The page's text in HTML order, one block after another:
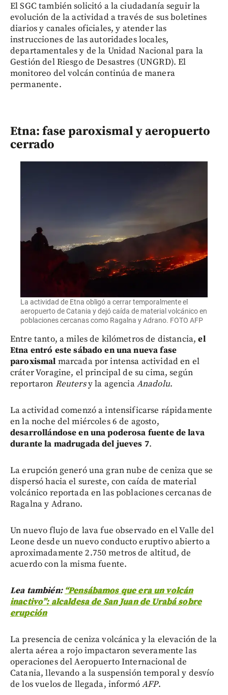
El SGC también solicitó a la ciudadanía seguir la
evolución de la actividad a través de sus boletines
diarios y canales oficiales, y atender las
instrucciones de las autoridades locales,
departamentales y de la Unidad Nacional para la
Gestión del Riesgo de Desastres (UNGRD). El
monitoreo del volcán continúa de manera
permanente.
Etna: fase paroxismal y aeropuerto
cerrado
La actividad de Etna obligó a cerrar temporalmente el
aeropuerto de Catania y dejó caída de material volcánico en
poblaciones cercanas como Ragalna y Adrano. FOTO AFP
Entre tanto, a miles de kilómetros de distancia,el
Etna entró este sábado en una nueva fase
paroxismal marcada por intensa actividad en el
cráter Voragine, el principal de su cima, según
reportaron Reutersy la agenciaAnadolu.
La actividad comenzó a intensificarse rápidamente
en la noche del miércoles 6 de agosto,
desarrollándose en una poderosa fuente de lava
durante la madrugada del jueves 7.
La erupción generó una gran nube de ceniza que se
dispersó hacia el sureste, con caída de material
volcánico reportada en las poblaciones cercanas de
Ragalna y Adrano.
Un nuevo flujo de lava fue observado en el Valle del
Leone desde un nuevo conducto eruptivo abierto a
aproximadamente 2.750 metros de altitud, de
acuerdo con la misma fuente.
Lea también: “Pensábamos que era un volcán
inactivo”: alcaldesa de San Juan de Urabá sobre
erupción
La presencia de ceniza volcánica y la elevación de la
alerta aérea a rojo impactaron severamente las
operaciones del Aeropuerto Internacional de
Catania, llevando a la suspensión temporal y desvío
de los vuelos de llegada, informóAFP.